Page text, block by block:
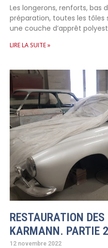
Les longerons, renforts, bas
préparation, toutes les tôles
une couche d’apprêt
LIRE LA SUITE »
RESTAURATION
KARMANN. PARTIE 2
12 novembre 2022